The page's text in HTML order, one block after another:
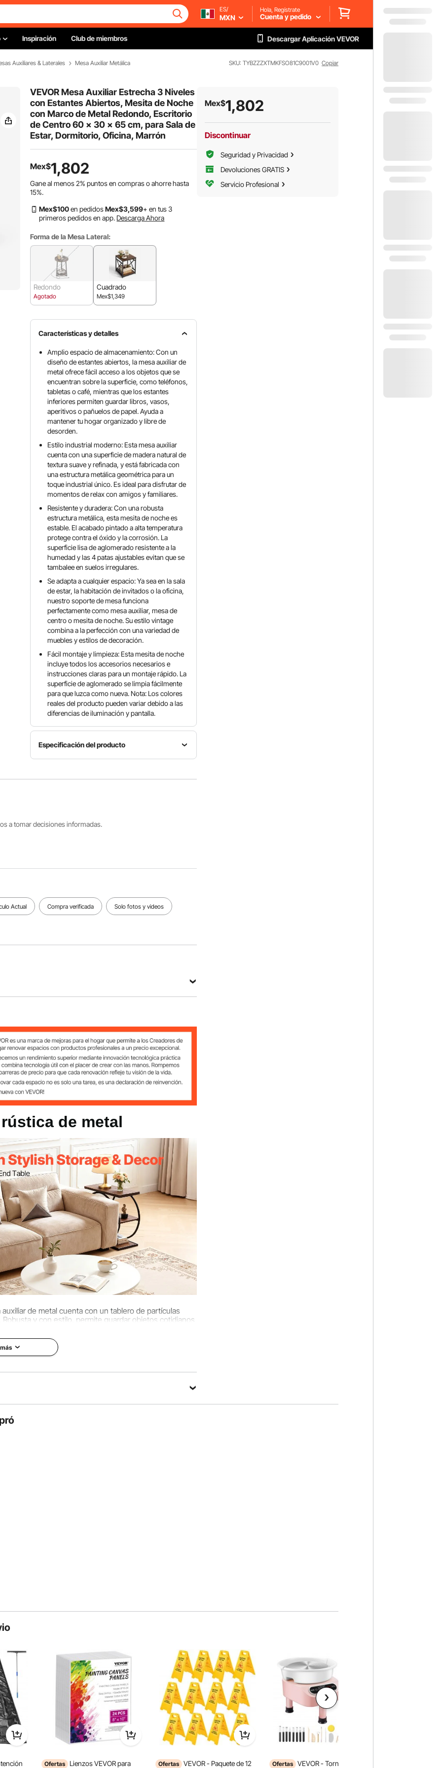
ES/
MXN
Hola, Regístrate
Cuenta y pedido
Inspiración Club de miembros Descargar Aplicación VEVOR
Auxiliares & Laterales Mesa Auxiliar Metálica SKU: TYBZZZXTMKFSO81C9001V0 Copiar
VEVOR Mesa Auxiliar Estrecha 3 Niveles
con Estantes Abiertos, Mesita de Noche
con Marco de Metal Redondo, Escritorio
de Centro 60 x 30 x 65 cm, para Sala de
Estar, Dormitorio, Oficina, Marrón
Mex$1,802
Gane al menos2% puntos en compras o ahorre hasta
15%.
Mex$100en pedidosMex$3,599+ en tus 3
primeros pedidos en app. Descarga Ahora
Forma de la Mesa Lateral:
Redondo
Agotado
Cuadrado
Mex$1,349
Características y detalles
Amplio espacio de almacenamiento: Con un
diseño de estantes abiertos, la mesa auxiliar de
metal ofrece fácil acceso a los objetos que se
encuentran sobre la superficie, como teléfonos,
tabletas o café, mientras que los estantes
inferiores permiten guardar libros, vasos,
aperitivos o pañuelos de papel. Ayuda a
mantener tu hogar organizado y libre de
desorden.
Estilo industrial moderno: Esta mesa auxiliar
cuenta con una superficie de madera natural de
textura suave y refinada, y está fabricada con
una estructura metálica geométrica para un
toque industrial único. Es ideal para disfrutar de
momentos de relax con amigos y familiares.
Resistente y duradera: Con una robusta
estructura metálica, esta mesita de noche es
estable. El acabado pintado a alta temperatura
protege contra el óxido y la corrosión. La
superficie lisa de aglomerado resistente a la
humedad y las 4 patas ajustables evitan que se
tambalee en suelos irregulares.
Se adapta a cualquier espacio: Ya sea en la sala
de estar, la habitación de invitados o la oficina,
nuestro soporte de mesa funciona
perfectamente como mesa auxiliar, mesa de
centro o mesita de noche. Su estilo vintage
combina a la perfección con una variedad de
muebles y estilos de decoración.
Fácil montaje y limpieza: Esta mesita de noche
incluye todos los accesorios necesarios e
instrucciones claras para un montaje rápido. La
superficie de aglomerado se limpia fácilmente
para que luzca como nueva. Nota: Los colores
reales del producto pueden variar debido a las
diferencias de iluminación y pantalla.
Especificación del producto
de
de carga
Material
negro
16,8
a tomar decisiones informadas.
Actual Compra verificada Solo fotos y videos
(por estante)
marrón + Tubos de hierro negro
kg
pulgadas / 60 x 30 x 65 cm
de metal
de metal cuenta con un tablero de partículas
y con estilo, permite guardar objetos cotidianos
te permite guardar y acceder fácilmente a tus
y cajas de pañuelos ordenados, contribuyendo
resistente al agua y duradera, nuestra mesita de noche
Su estructura geométrica de metal le añade un toque
modernas, rústicas o vintage.
Mex$1,802
Discontinuar
Seguridad y Privacidad
Devoluciones GRATIS
Servicio Profesional
Ofertas Lienzos VEVOR para Ofertas VEVOR - Paquete de 12 Ofertas VEVOR - Torno de